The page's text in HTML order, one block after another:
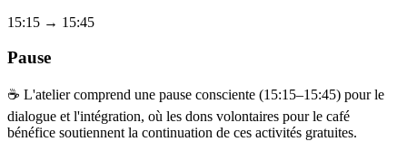
15:15 → 15:45
Pause
☕ L'atelier comprend une pause consciente (15:15–15:45) pour le
dialogue et l'intégration, où les dons volontaires pour le café
bénéfice soutiennent la continuation de ces activités gratuites.